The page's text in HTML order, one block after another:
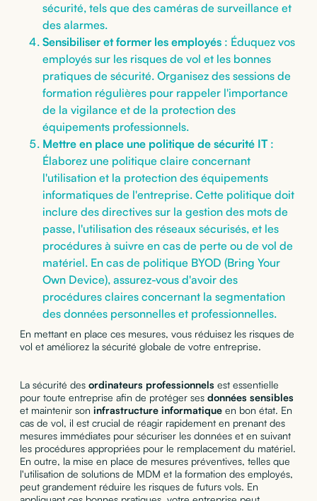
sécurité, tels que des caméras de surveillance et
des alarmes.
Sensibiliser et former les employés: Éduquez vos
employés sur les risques de vol et les bonnes
pratiques de sécurité. Organisez des sessions de
formation régulières pour rappeler l'importance
de la vigilance et de la protection des
équipements professionnels.
Mettre en place une politique de sécurité IT:
Élaborez une politique claire concernant
l'utilisation et la protection des équipements
informatiques de l'entreprise. Cette politique doit
inclure des directives sur la gestion des mots de
passe, l'utilisation des réseaux sécurisés, et les
procédures à suivre en cas de perte ou de vol de
matériel. En cas de politique BYOD (Bring Your
Own Device), assurez-vous d'avoir des
procédures claires concernant la segmentation
des données personnelles et professionnelles.
En mettant en place ces mesures, vous réduisez les risques de
vol et améliorez la sécurité globale de votre entreprise.
La sécurité des ordinateurs professionnels est essentielle
pour toute entreprise afin de protéger ses données sensibles
et maintenir son infrastructure informatiqueen bon état. En
cas de vol, il est crucial de réagir rapidement en prenant des
mesures immédiates pour sécuriser les données et en suivant
les procédures appropriées pour le remplacement du matériel.
En outre, la mise en place de mesures préventives, telles que
l'utilisation de solutions de MDM et la formation des employés,
peut grandement réduire les risques de futurs vols. En